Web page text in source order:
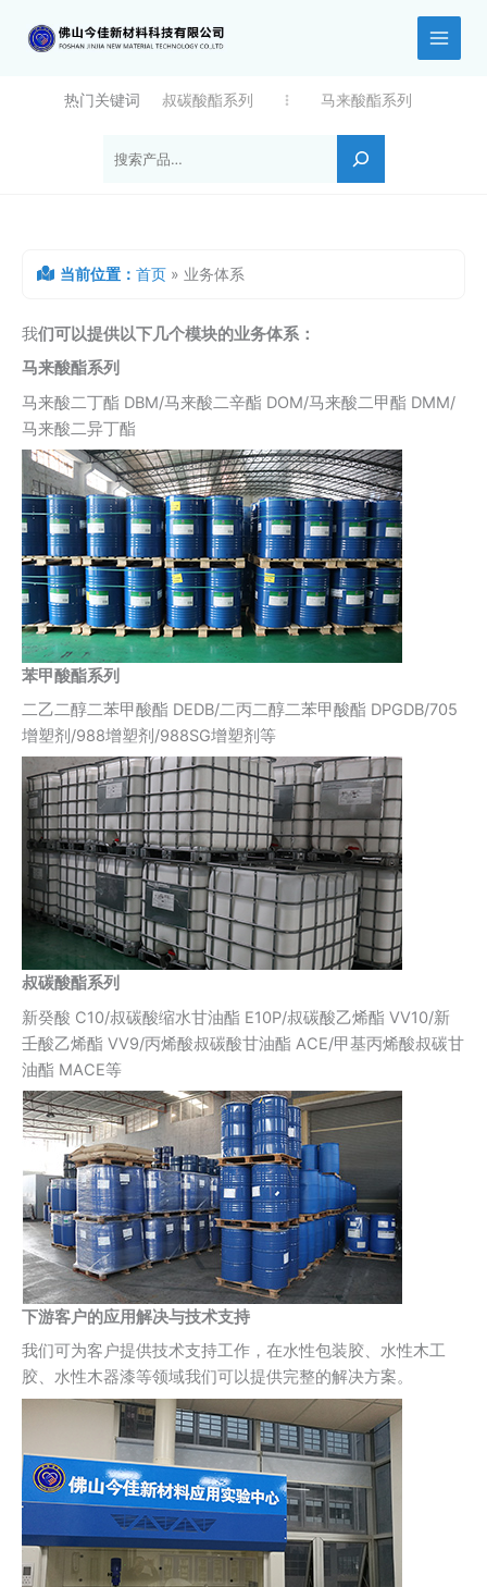
热门关键词 叔碳酸酯系列 马来酸酯系列
当前位置： 首页 » 业务体系
我们可以提供以下几个模块的业务体系：
马来酸酯系列
马来酸二丁酯 DBM/马来酸二辛酯 DOM/马来酸二甲酯 DMM/
马来酸二异丁酯
苯甲酸酯系列
二乙二醇二苯甲酸酯 DEDB/二丙二醇二苯甲酸酯 DPGDB/705
增塑剂/988增塑剂/988SG增塑剂等
叔碳酸酯系列
新癸酸 C10/叔碳酸缩水甘油酯 E10P/叔碳酸乙烯酯 VV10/新
壬酸乙烯酯 VV9/丙烯酸叔碳酸甘油酯 ACE/甲基丙烯酸叔碳甘
油酯 MACE等
下游客户的应用解决与技术支持
我们可为客户提供技术支持工作，在水性包装胶、水性木工
胶、水性木器漆等领域我们可以提供完整的解决方案。